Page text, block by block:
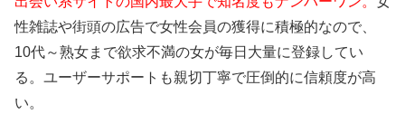
性雑誌や街頭の広告で女性会員の獲得に積極的なので、
10代～熟女まで欲求不満の女が毎日大量に登録してい
る。ユーザーサポートも親切丁寧で圧倒的に信頼度が高
い。